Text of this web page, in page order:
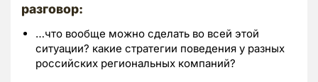
разговор:
…что вообще можно сделать во всей этой
ситуации? какие стратегии поведения у разных
российских региональных компаний?